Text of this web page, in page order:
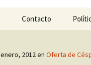
Contacto
2012en Oferta de